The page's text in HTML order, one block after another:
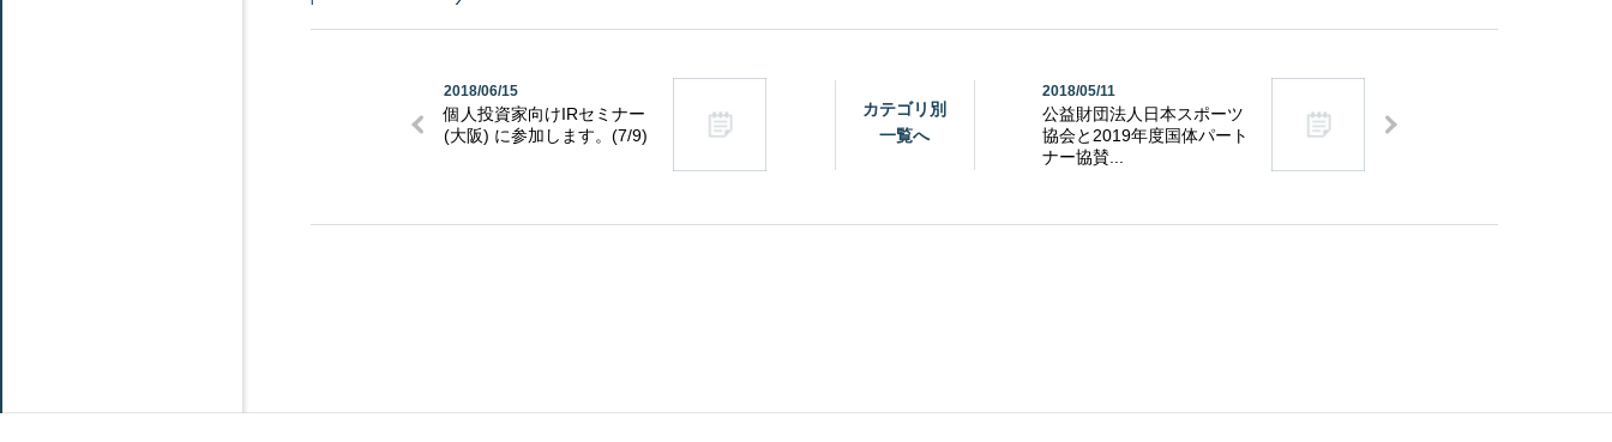
2018/06/15
個人投資家向けIRセミナー
(大阪) に参加します。(7/9)
カテゴリ別
一覧へ
2018/05/11
公益財団法人日本スポーツ
協会と2019年度国体パート
ナー協賛...